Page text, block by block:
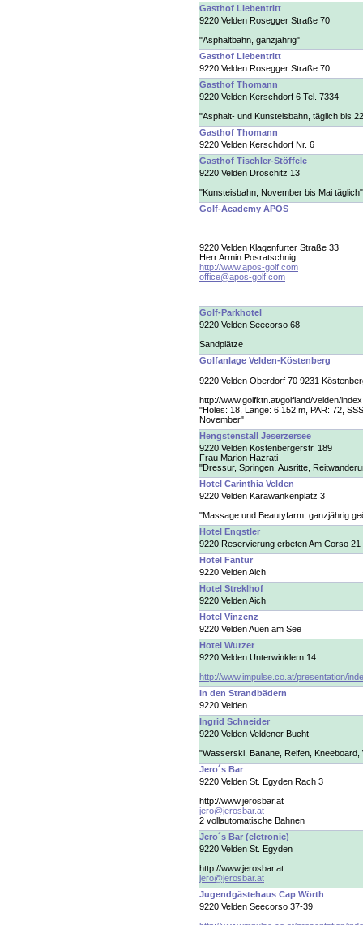
Gasthof Liebentritt
9220 Velden Rosegger Straße 70
"Asphaltbahn, ganzjährig"
Gasthof Liebentritt
9220 Velden Rosegger Straße 70
Gasthof Thomann
9220 Velden Kerschdorf 6 Tel. 7334
"Asphalt- und Kunsteisbahn, täglich bis
Gasthof Thomann
9220 Velden Kerschdorf Nr. 6
Gasthof Tischler-Stöffele
9220 Velden Dröschitz 13
"Kunsteisbahn, November bis Mai täglich"
Golf-Academy APOS
9220 Velden Klagenfurter Straße 33
Herr Armin Posratschnig
http://www.apos-golf.com
office@apos-golf.com
Golf-Parkhotel
9220 Velden Seecorso 68
Sandplätze
Golfanlage Velden-Köstenberg
9220 Velden Oberdorf 70 9231
http://www.golfktn.at/golfland/velden/
"Holes: 18, Länge: 6.152 m, PAR: 72,
November"
Hengstenstall Jeserzersee
9220 Velden Köstenbergerstr. 189
Frau Marion Hazrati
"Dressur, Springen, Ausritte,
Hotel Carinthia Velden
9220 Velden Karawankenplatz 3
"Massage und Beautyfarm, ganzjährig
Hotel Engstler
9220 Reservierung erbeten Am Corso 21
Hotel Fantur
9220 Velden Aich
Hotel Streklhof
9220 Velden Aich
Hotel Vinzenz
9220 Velden Auen am See
Hotel Wurzer
9220 Velden Unterwinklern 14
http://www.impulse.co.at/presentation/
In den Strandbädern
9220 Velden
Ingrid Schneider
9220 Velden Veldener Bucht
"Wasserski, Banane, Reifen,
Jero´s Bar
9220 Velden St. Egyden Rach 3
http://www.jerosbar.at
jero@jerosbar.at
2 vollautomatische Bahnen
Jero´s Bar (elctronic)
9220 Velden St. Egyden
http://www.jerosbar.at
jero@jerosbar.at
Jugendgästehaus Cap Wörth
9220 Velden Seecorso 37-39